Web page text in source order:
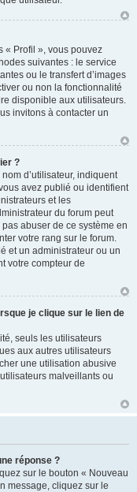
« Profil », vous pouvez
suivantes : le service
ou le transfert d’images
ou non la fonctionnalité
disponible aux utilisateurs.
invitons à contacter un
?
d’utilisateur, indiquent
avez publié ou identifient
et les
du forum peut
abuser de ce système en
votre rang sur le forum.
et un administrateur ou un
votre compteur de
je clique sur le lien de
seuls les utilisateurs
aux autres utilisateurs
une utilisation abusive
malveillants ou
réponse ?
sur le bouton « Nouveau
message, cliquez sur le